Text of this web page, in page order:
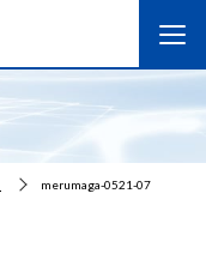
merumaga-0521-07